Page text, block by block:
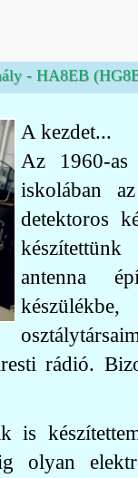
- HA8EB
A kezdet...
Az 1960-
iskolában
detektoros
antenna
rádió.
is
olyan